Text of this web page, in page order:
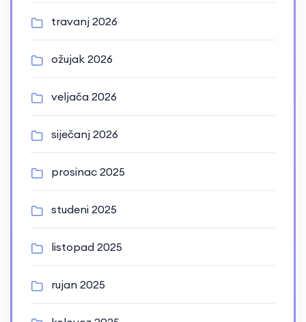
travanj 2026
ožujak 2026
veljača 2026
siječanj 2026
prosinac 2025
studeni 2025
listopad 2025
rujan 2025